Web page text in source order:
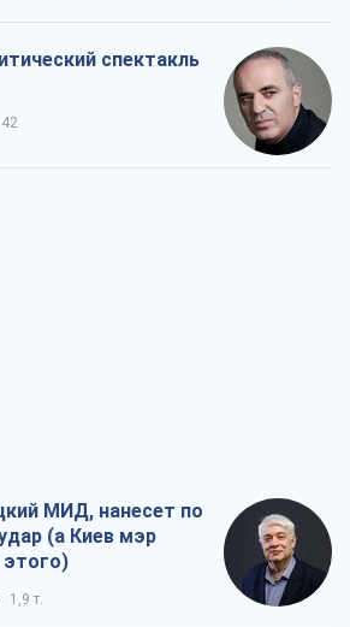
спектакль
42
МИД, нанесет по
(а Киев мэр
этого)
1,9 т.